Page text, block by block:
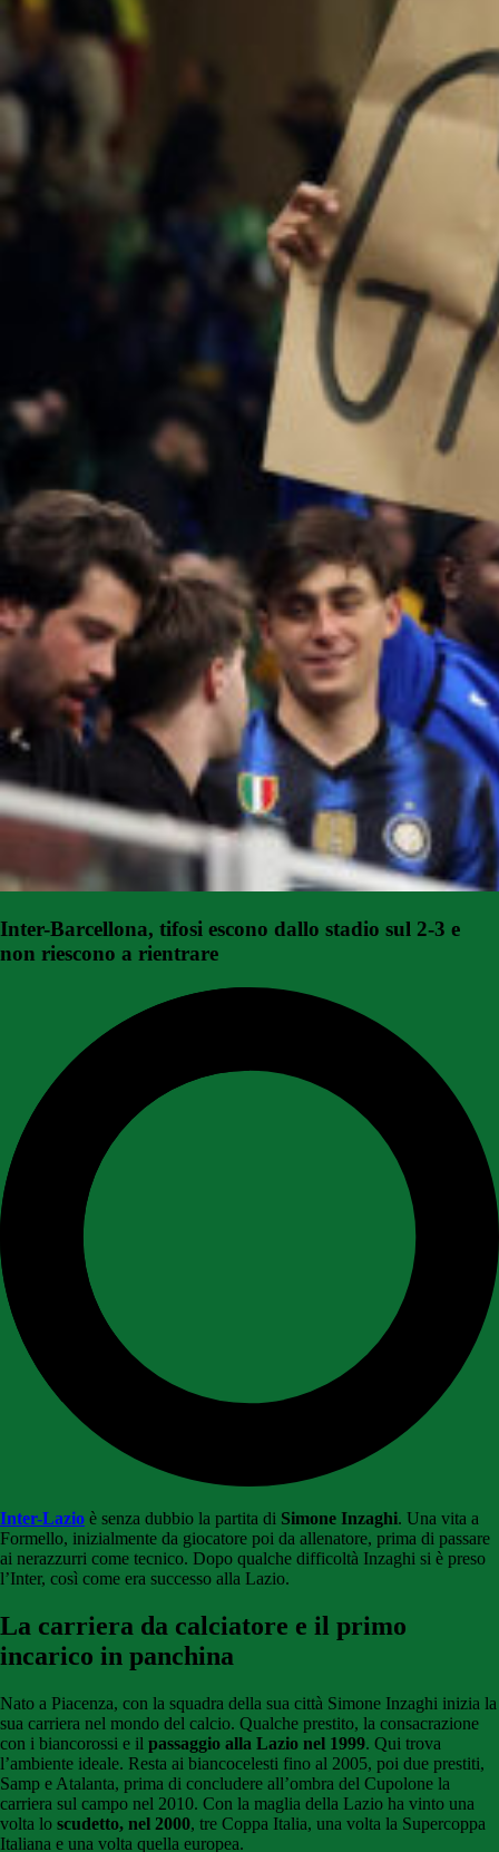
Inter-Barcellona, tifosi escono dallo stadio sul 2-3 e
non riescono a rientrare
Inter-Lazio è senza dubbio la partita di Simone Inzaghi. Una vita a
Formello, inizialmente da giocatore poi da allenatore, prima di passare
ai nerazzurri come tecnico. Dopo qualche difficoltà Inzaghi si è preso
l’Inter, così come era successo alla Lazio.
La carriera da calciatore e il primo
incarico in panchina
Nato a Piacenza, con la squadra della sua città Simone Inzaghi inizia la
sua carriera nel mondo del calcio. Qualche prestito, la consacrazione
con i biancorossi e il passaggio alla Lazio nel 1999. Qui trova
l’ambiente ideale. Resta ai biancocelesti fino al 2005, poi due prestiti,
Samp e Atalanta, prima di concludere all’ombra del Cupolone la
carriera sul campo nel 2010. Con la maglia della Lazio ha vinto una
volta lo scudetto, nel 2000, tre Coppa Italia, una volta la Supercoppa
Italiana e una volta quella europea.